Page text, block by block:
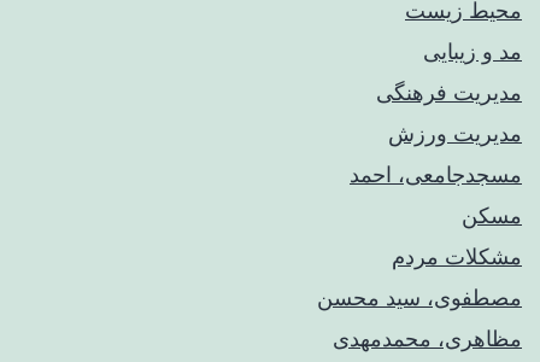
محیط زیست
مد و زیبایی
مدیریت فرهنگی
مدیریت ورزش
مسجدجامعی، احمد
مسکن
مشکلات مردم
مصطفوی، سید محسن
مظاهری، محمدمهدی